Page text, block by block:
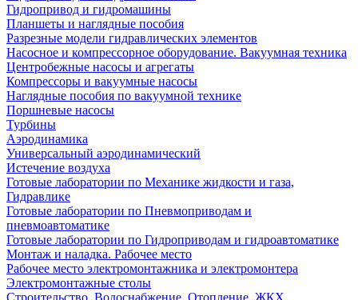
Гидропривод и гидромашины
Планшеты и наглядные пособия
Разрезные модели гидравлических элементов
Насосное и компрессорное оборудование. Вакуумная техника
Центробежные насосы и агрегаты
Компрессоры и вакуумные насосы
Наглядные пособия по вакуумной технике
Поршневые насосы
Турбины
Аэродинамика
Универсальный аэродинамический
Истечение воздуха
Готовые лаборатории по Механике жидкости и газа,
Гидравлике
Готовые лаборатории по Пневмоприводам и
пневмоавтоматике
Готовые лаборатории по Гидроприводам и гидроавтоматике
Монтаж и наладка. Рабочее место
Рабочее место электромонтажника и электромонтера
Электромонтажные столы
Строительство. Водоснабжение. Отопление. ЖКХ.